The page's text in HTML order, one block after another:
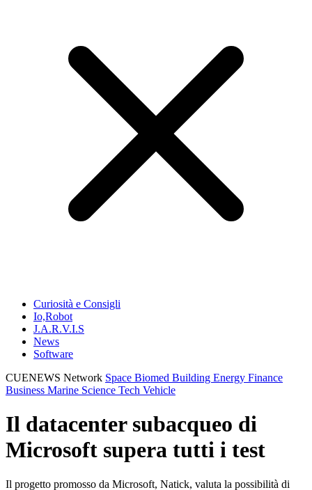
Curiosità e Consigli
Io,Robot
J.A.R.V.I.S
News
Software
CUENEWS Network Space Biomed Building Energy Finance
Business Marine Science Tech Vehicle
Il datacenter subacqueo di
Microsoft supera tutti i test
Il progetto promosso da Microsoft, Natick, valuta la possibilità di